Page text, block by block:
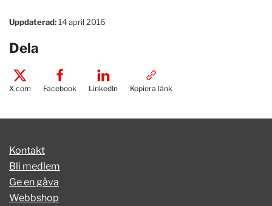
Uppdaterad:14 april 2016
Dela
X.com Facebook LinkedIn Kopiera länk
Kontakt
Bli medlem
Ge en gåva
Webbshop